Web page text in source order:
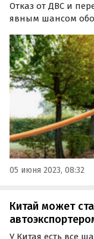
Отказ от ДВС и
явным шансом
по внедрению
аккумуляторов
05 июня 2023, 08:32
Китай может
У Китая есть все